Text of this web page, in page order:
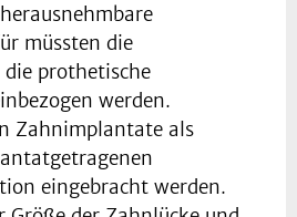
müssten die
prothetische
werden.
Zahnimplantate als
eingebracht werden.